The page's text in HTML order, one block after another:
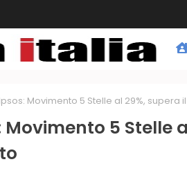
Movimento 5 Stelle al 29%, supera
5 Stelle